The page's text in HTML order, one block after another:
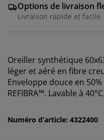
Options de livraison
Livraison rapide et facile
Oreiller synthétique
léger et aéré en fibre
Enveloppe douce en
REFIBRA™. Lavable à 40°C.
Numéro d’article: 4322400
Chez JYSK, nous utilisons
identifiants mobiles pour
expérience lorsque vous
générer des statistiques et